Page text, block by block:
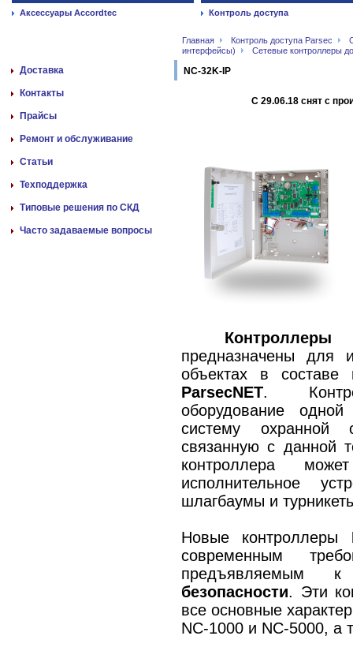
Аксессуары Accordtec Контроль доступа
Главная Контроль доступа Parsec
интерфейсы)
Сетевые контроллеры
Доставка
Контакты
Прайсы
Ремонт и обслуживание
Статьи
Техподдержка
Типовые решения по СКД
Часто задаваемые вопросы
NC-32K-IP
С 29.06.18 снят с
предназначены для
объектах в составе
ParsecNET.
оборудование
систему охранной
связанную с данной
контроллера
исполнительное
шлагбаумы и
Новые контроллеры
современным
предъявляемым к
безопасности. Эти
все основные
NC-1000 и NC-5000, а